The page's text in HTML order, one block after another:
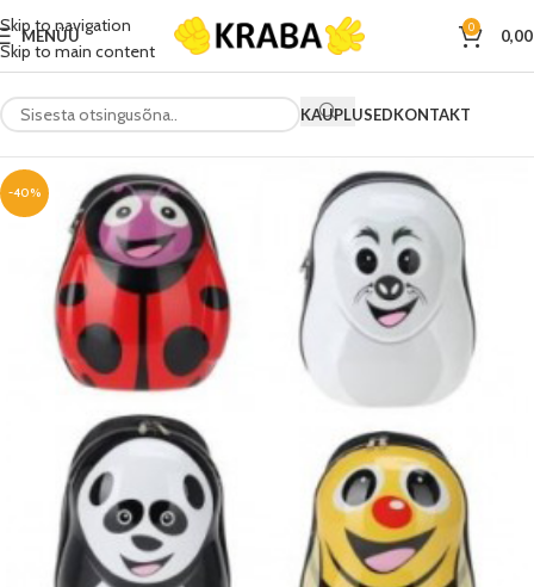
Skip to navigation
Skip to main content
MENÜÜ 0
KAUPLUSEDKONTAKT
-40%